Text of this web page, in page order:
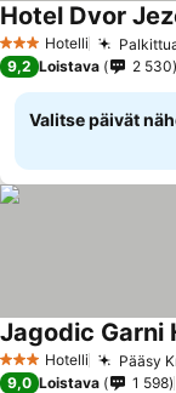
3 Tähtiluokitus
Hotelli
Hotel Dvor
9,2 Loistava 2 530
Valitse päivät
3 Tähtiluokitus
Hotelli Pääsy
Jagodic Garni
9,0 Loistava 1 598